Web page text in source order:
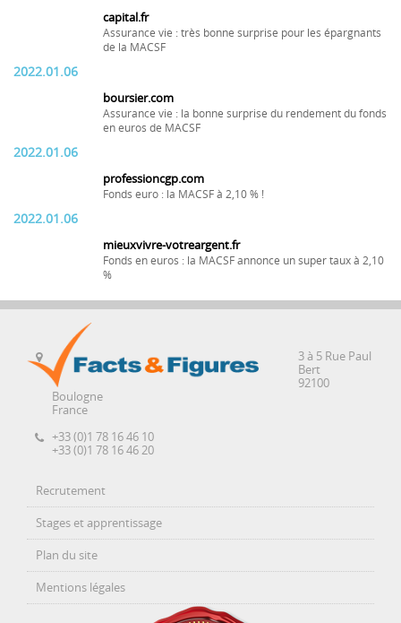
capital.fr
Assurance vie : très bonne surprise pour les épargnants
de la MACSF
2022.01.06
boursier.com
Assurance vie : la bonne surprise du rendement du fonds
en euros de MACSF
2022.01.06
professioncgp.com
Fonds euro : la MACSF à 2,10 % !
2022.01.06
mieuxvivre-votreargent.fr
Fonds en euros : la MACSF annonce un super taux à 2,10
%
3 à 5 Rue Paul
Bert
92100
Boulogne
France
+33 (0)1 78 16 46 10
+33 (0)1 78 16 46 20
Recrutement
Stages et apprentissage
Plan du site
Mentions légales